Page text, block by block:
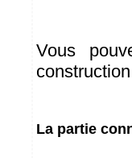
Vous
La partie